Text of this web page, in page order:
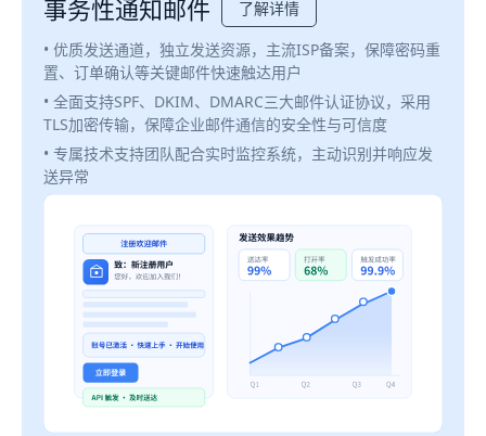
事务性通知邮件
了解详情
• 优质发送通道，独立发送资源，主流ISP备案，保障密码重
置、订单确认等关键邮件快速触达用户
• 全面支持SPF、DKIM、DMARC三大邮件认证协议，采用
TLS加密传输，保障企业邮件通信的安全性与可信度
• 专属技术支持团队配合实时监控系统，主动识别并响应发
送异常